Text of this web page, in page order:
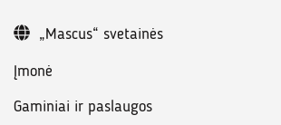
Įmonė
Gaminiai ir paslaugos
„Mascus“ svetainės